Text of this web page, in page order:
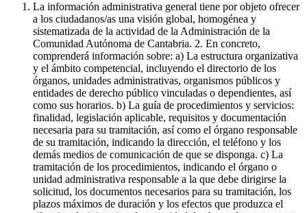
La información administrativa general tiene por objeto ofrecer
a los ciudadanos/as una visión global, homogénea y
sistematizada de la actividad de la Administración de la
Comunidad Autónoma de Cantabria. 2. En concreto,
comprenderá información sobre: a) La estructura organizativa
y el ámbito competencial, incluyendo el directorio de los
órganos, unidades administrativas, organismos públicos y
entidades de derecho público vinculadas o dependientes, así
como sus horarios. b) La guía de procedimientos y servicios:
finalidad, legislación aplicable, requisitos y documentación
necesaria para su tramitación, así como el órgano responsable
de su tramitación, indicando la dirección, el teléfono y los
demás medios de comunicación de que se disponga. c) La
tramitación de los procedimientos, indicando el órgano o
unidad administrativa responsable a la que debe dirigirse la
solicitud, los documentos necesarios para su tramitación, los
plazos máximos de duración y los efectos que produzca el